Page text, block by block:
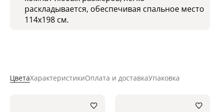
раскладывается, обеспечивая спальное место
114х198 см.
ЦветаХарактеристикиОплата и доставкаУпаковка